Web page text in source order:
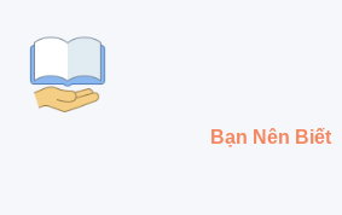
Bạn Nên Biết